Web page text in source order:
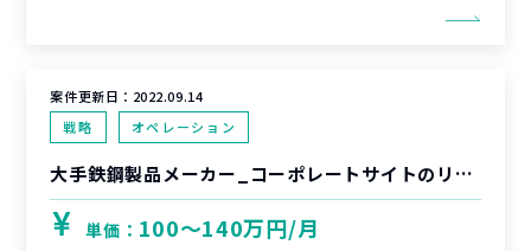
案件更新日： 2022.09.14
戦略
オペレーション
大手鉄鋼製品メーカー_コーポレートサイトのリニューアルにおける戦略検討から実装推進のPMロール
単価： 100〜140万円/月